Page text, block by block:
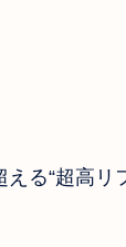
る“超高リ